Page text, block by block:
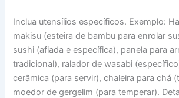
Inclua utensílios específicos. Exemplo:
makisu (esteira de bambu para enrolar
sushi (afiada e específica), panela para
tradicional), ralador de wasabi
cerâmica (para servir), chaleira para chá
moedor de gergelim (para temperar).